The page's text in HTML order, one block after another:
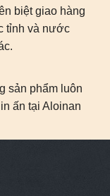
biệt giao hàng
tỉnh và nước
sản phẩm luôn
ấn tại Aloinan